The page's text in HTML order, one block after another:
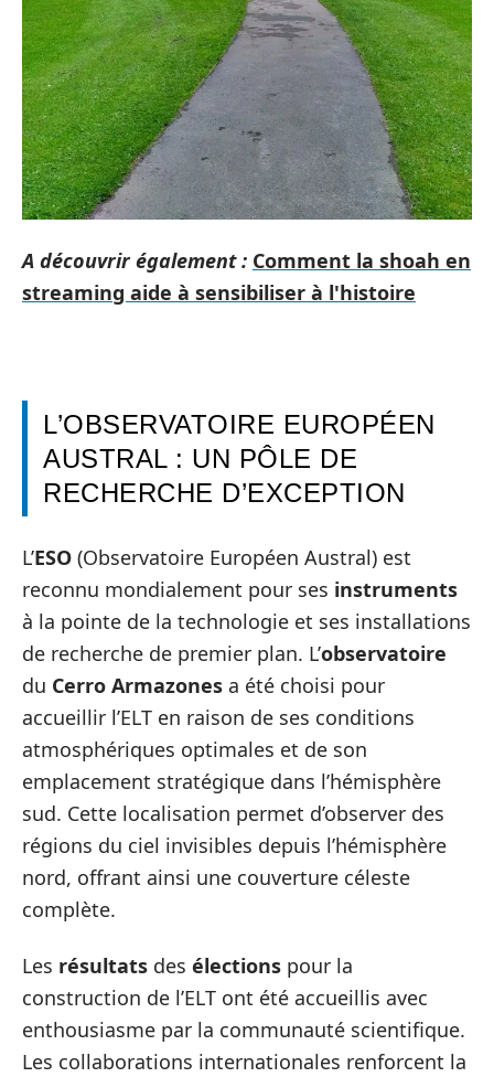
A découvrir également : Comment la shoah en
streaming aide à sensibiliser à l'histoire
L’OBSERVATOIRE EUROPÉEN
AUSTRAL : UN PÔLE DE
RECHERCHE D’EXCEPTION
L’ESO (Observatoire Européen Austral) est
reconnu mondialement pour ses instruments
à la pointe de la technologie et ses installations
de recherche de premier plan. L’observatoire
du Cerro Armazones a été choisi pour
accueillir l’ELT en raison de ses conditions
atmosphériques optimales et de son
emplacement stratégique dans l’hémisphère
sud. Cette localisation permet d’observer des
régions du ciel invisibles depuis l’hémisphère
nord, offrant ainsi une couverture céleste
complète.
Les résultats des élections pour la
construction de l’ELT ont été accueillis avec
enthousiasme par la communauté scientifique.
Les collaborations internationales renforcent la